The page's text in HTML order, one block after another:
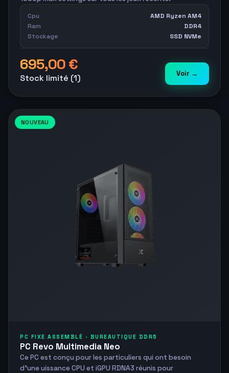
Cpu
AMD Ryzen AM4
Ram
DDR4
Stockage
SSD NVMe
695,00 €
Stock limité (1) Voir →
NOUVEAU
PC FIXE ASSEMBLÉ · BUREAUTIQUE DDR5
PC Revo Multimedia Neo
Ce PC est conçu pour les particuliers qui ont besoin
d’une uissance CPU et iGPU RDNA3 réunis pour